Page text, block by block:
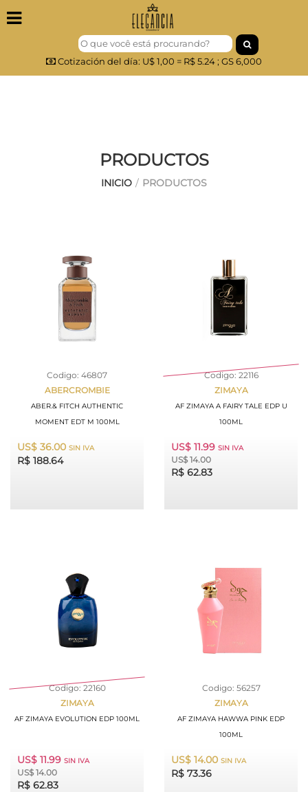
Cotización del día: U$ 1,00 = R$ 5.24 ; GS 6,000
Perfumes
PRODUCTOS
INICIO / PRODUCTOS
Codigo: 46807
ABERCROMBIE
ABER.& FITCH AUTHENTIC
MOMENT EDT M 100ML
US$ 36.00 SIN IVA
R$ 188.64
Codigo: 22116
ZIMAYA
AF ZIMAYA A FAIRY TALE EDP U
100ML
US$ 11.99 SIN IVA
US$ 14.00
R$ 62.83
Codigo: 22160
ZIMAYA
AF ZIMAYA EVOLUTION EDP 100ML
US$ 11.99 SIN IVA
US$ 14.00
R$ 62.83
Codigo: 56257
ZIMAYA
AF ZIMAYA HAWWA PINK EDP
100ML
US$ 14.00 SIN IVA
R$ 73.36